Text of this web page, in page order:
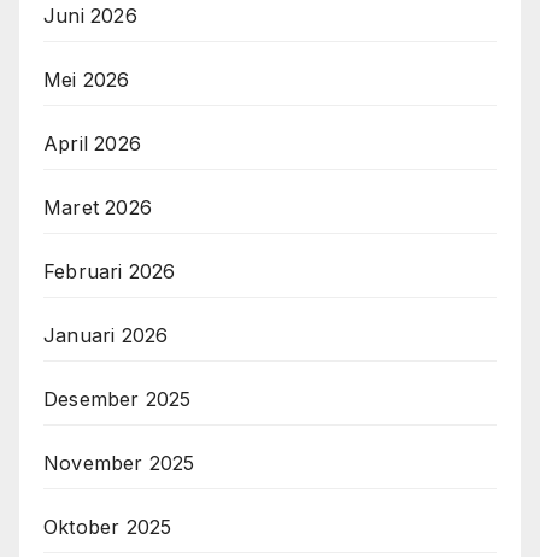
Juni 2026
Mei 2026
April 2026
Maret 2026
Februari 2026
Januari 2026
Desember 2025
November 2025
Oktober 2025